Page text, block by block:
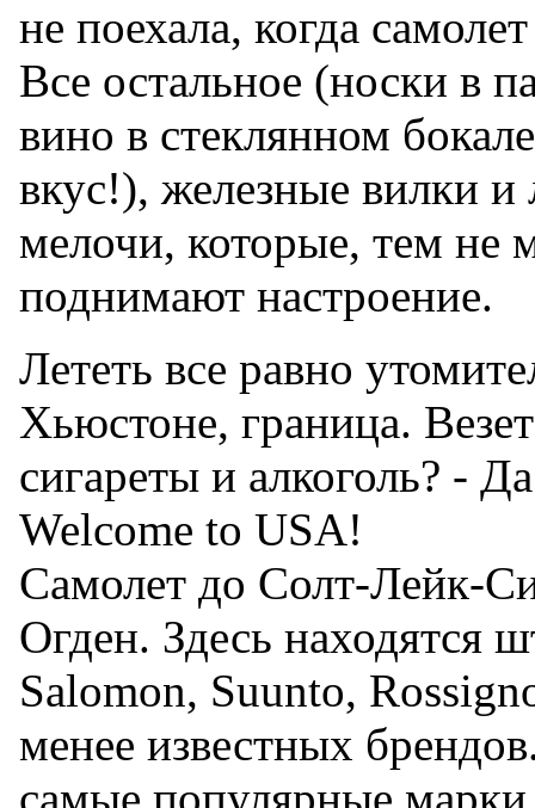
не поехала, когда
Все остальное (носки в
вино в стеклянном
вкус!), железные вилки
мелочи, которые, тем не
поднимают настроение.
Лететь все равно
Хьюстоне, граница.
сигареты и алкоголь? -
Welcome to USA!
Самолет до Солт-Лейк-
Огден. Здесь находятся
Salomon, Suunto,
менее известных